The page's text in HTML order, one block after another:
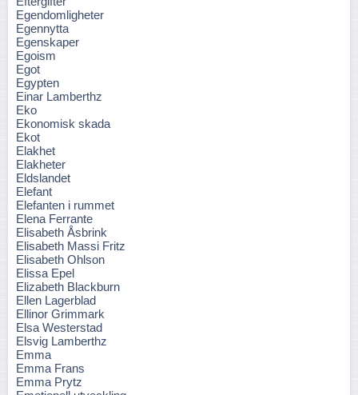
Egendomligheter
Egennytta
Egenskaper
Egoism
Egot
Egypten
Einar Lamberthz
Eko
Ekonomisk skada
Ekot
Elakhet
Elakheter
Eldslandet
Elefant
Elefanten i rummet
Elena Ferrante
Elisabeth Åsbrink
Elisabeth Massi Fritz
Elisabeth Ohlson
Elissa Epel
Elizabeth Blackburn
Ellen Lagerblad
Ellinor Grimmark
Elsa Westerstad
Elsvig Lamberthz
Emma
Emma Frans
Emma Prytz